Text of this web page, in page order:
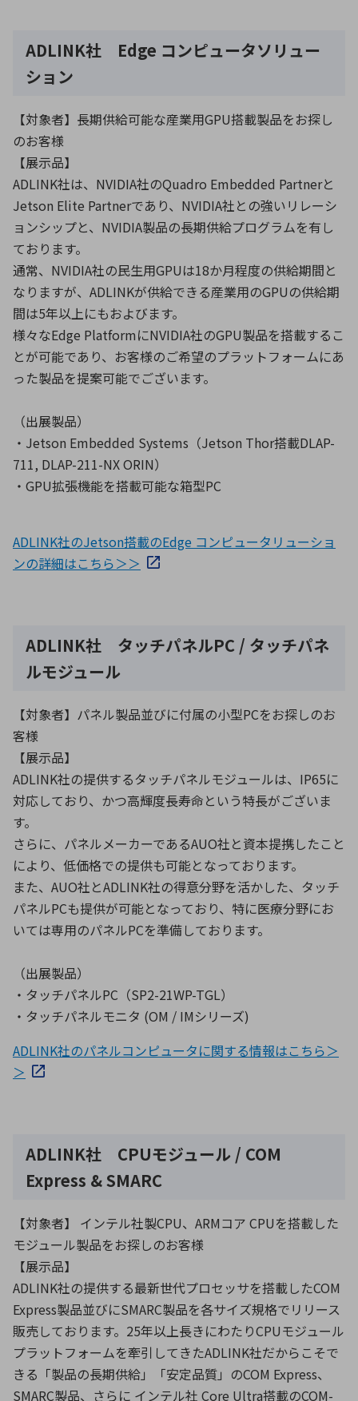
ADLINK社 Edge コンピュータソリュー
ション
【対象者】長期供給可能な産業用GPU搭載製品をお探し
のお客様
【展示品】
ADLINK社は、NVIDIA社のQuadro Embedded Partnerと
Jetson Elite Partnerであり、NVIDIA社との強いリレーシ
ョンシップと、NVIDIA製品の長期供給プログラムを有し
ております。
通常、NVIDIA社の民生用GPUは18か月程度の供給期間と
なりますが、ADLINKが供給できる産業用のGPUの供給期
間は5年以上にもおよびます。
様々なEdge PlatformにNVIDIA社のGPU製品を搭載するこ
とが可能であり、お客様のご希望のプラットフォームにあ
った製品を提案可能でございます。
（出展製品）
・Jetson Embedded Systems（Jetson Thor搭載DLAP-
711, DLAP-211-NX ORIN）
・GPU拡張機能を搭載可能な箱型PC
ADLINK社のJetson搭載のEdge コンピュータリューショ
ンの詳細はこちら＞＞
ADLINK社 タッチパネルPC / タッチパネ
ルモジュール
【対象者】パネル製品並びに付属の小型PCをお探しのお
客様
【展示品】
ADLINK社の提供するタッチパネルモジュールは、IP65に
対応しており、かつ高輝度長寿命という特長がございま
す。
さらに、パネルメーカーであるAUO社と資本提携したこと
により、低価格での提供も可能となっております。
また、AUO社とADLINK社の得意分野を活かした、タッチ
パネルPCも提供が可能となっており、特に医療分野にお
いては専用のパネルPCを準備しております。
（出展製品）
・タッチパネルPC（SP2-21WP-TGL）
・タッチパネルモニタ (OM / IMシリーズ)
ADLINK社のパネルコンピュータに関する情報はこちら＞
＞
ADLINK社 CPUモジュール / COM
Express & SMARC
【対象者】 インテル社製CPU、ARMコア CPUを搭載した
モジュール製品をお探しのお客様
【展示品】
ADLINK社の提供する最新世代プロセッサを搭載したCOM
Express製品並びにSMARC製品を各サイズ規格でリリース
販売しております。25年以上長きにわたりCPUモジュール
プラットフォームを牽引してきたADLINK社だからこそで
きる「製品の長期供給」「安定品質」のCOM Express、
SMARC製品、さらに インテル社 Core Ultra搭載のCOM-